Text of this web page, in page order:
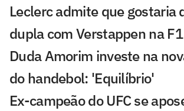
Leclerc admite que gostaria
dupla com Verstappen na F1
Duda Amorim investe na
do handebol: 'Equilíbrio'
Ex-campeão do UFC se